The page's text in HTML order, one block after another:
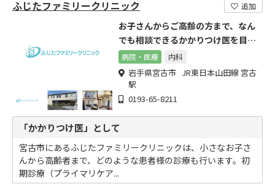
ふじたファミリークリニック 追加
お子さんからご高齢の方まで、なん
でも相談できるかかりつけ医を目指
します
病院・医療 内科
岩手県宮古市 JR東日本山田線 宮古
駅
0193-65-8211
「かかりつけ医」として
宮古市にあるふじたファミリークリニックは、小さなお子さ
んから高齢者まで、どのような患者様の診療も行います。初
期診療（プライマリケア...